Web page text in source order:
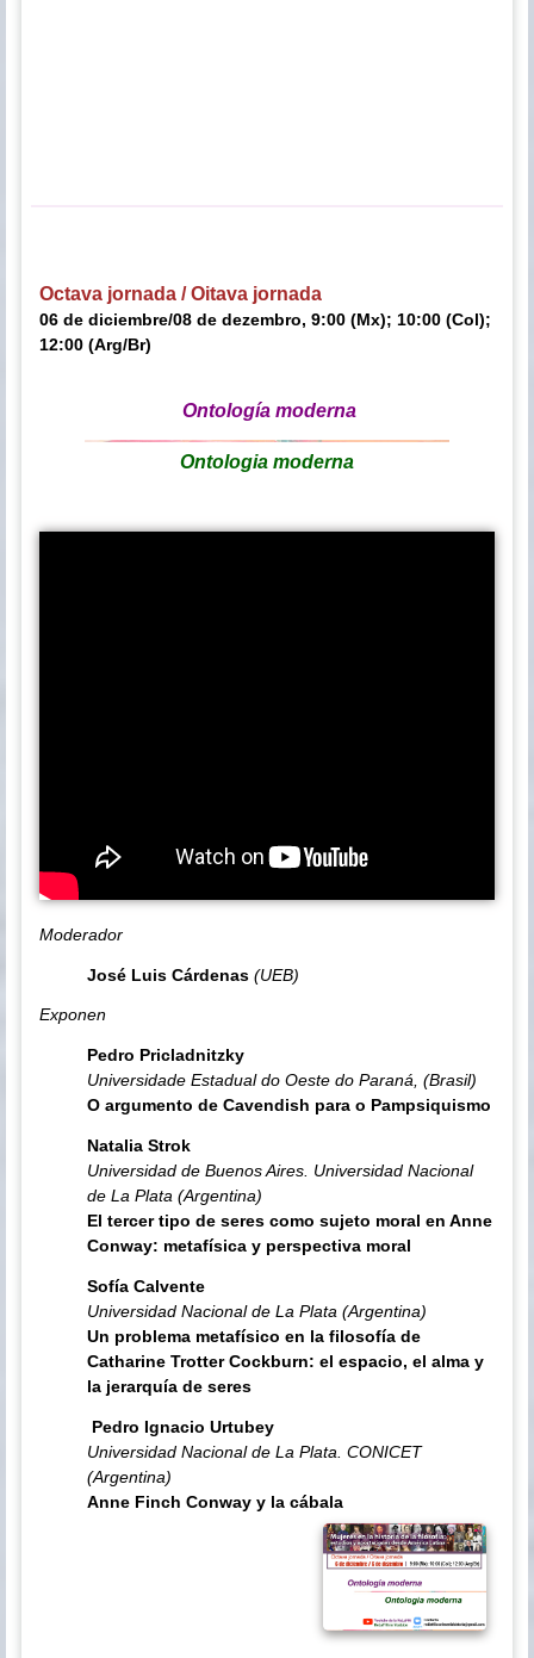
Octava jornada / Oitava jornada
06 de diciembre/08 de dezembro, 9:00 (Mx); 10:00 (Col);
12:00 (Arg/Br)
Ontología moderna
Ontologia moderna
Moderador
José Luis Cárdenas (UEB)
Exponen
Pedro Pricladnitzky
Universidade Estadual do Oeste do Paraná, (Brasil)
O argumento de Cavendish para o Pampsiquismo
Natalia Strok
Universidad de Buenos Aires. Universidad Nacional
de La Plata (Argentina)
El tercer tipo de seres como sujeto moral en Anne
Conway: metafísica y perspectiva moral
Sofía Calvente
Universidad Nacional de La Plata (Argentina)
Un problema metafísico en la filosofía de
Catharine Trotter Cockburn: el espacio, el alma y
la jerarquía de seres
Pedro Ignacio Urtubey
Universidad Nacional de La Plata. CONICET
(Argentina)
Anne Finch Conway y la cábala